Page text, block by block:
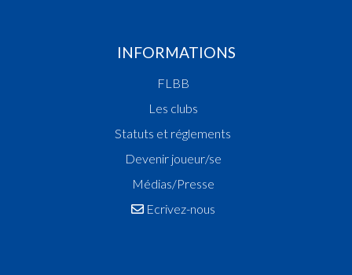
INFORMATIONS
FLBB
Les clubs
Statuts et réglements
Devenir joueur/se
Médias/Presse
Ecrivez-nous